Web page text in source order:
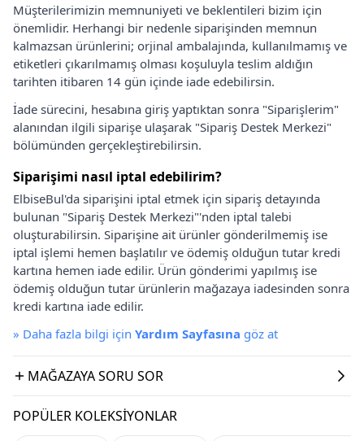
Müşterilerimizin memnuniyeti ve beklentileri bizim için
önemlidir. Herhangi bir nedenle siparişinden memnun
kalmazsan ürünlerini; orjinal ambalajında, kullanılmamış ve
etiketleri çıkarılmamış olması koşuluyla teslim aldığın
tarihten itibaren 14 gün içinde iade edebilirsin.
İade sürecini, hesabına giriş yaptıktan sonra "Siparişlerim"
alanından ilgili siparişe ulaşarak "Sipariş Destek Merkezi"
bölümünden gerçekleştirebilirsin.
Siparişimi nasıl iptal edebilirim?
ElbiseBul'da siparişini iptal etmek için sipariş detayında
bulunan "Sipariş Destek Merkezi"'nden iptal talebi
oluşturabilirsin. Siparişine ait ürünler gönderilmemiş ise
iptal işlemi hemen başlatılır ve ödemiş olduğun tutar kredi
kartına hemen iade edilir. Ürün gönderimi yapılmış ise
ödemiş olduğun tutar ürünlerin mağazaya iadesinden sonra
kredi kartına iade edilir.
» Daha fazla bilgi için Yardım Sayfasına göz at
MAĞAZAYA SORU SOR
POPÜLER KOLEKSIYONLAR